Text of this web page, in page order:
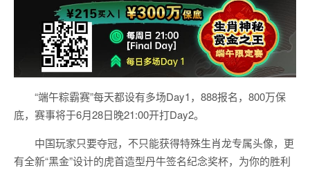
“端午粽霸赛”每天都设有多场Day1，888报名，800万保
底，赛事将于6月28日晚21:00开打Day2。
中国玩家只要夺冠，不只能获得特殊生肖龙专属头像，更
有全新“黑金”设计的虎首造型丹牛签名纪念奖杯，为你的胜利